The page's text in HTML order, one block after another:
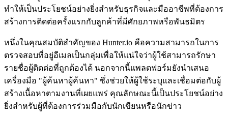
ทำให้เป็นประโยชน์อย่างยิ่งสำหรับธุรกิจและมืออาชีพที่ต้องการ
สร้างการติดต่อครั้งแรกกับลูกค้าที่มีศักยภาพหรือพันธมิตร
หนึ่งในคุณสมบัติสำคัญของ Hunter.io คือความสามารถในการ
ตรวจสอบที่อยู่อีเมลเป็นกลุ่มเพื่อให้แน่ใจว่าผู้ใช้สามารถรักษา
รายชื่อผู้ติดต่อที่ถูกต้องได้ นอกจากนี้แพลตฟอร์มยังนำเสนอ
เครื่องมือ "ผู้ค้นหาผู้ค้นหา" ซึ่งช่วยให้ผู้ใช้ระบุและเชื่อมต่อกับผู้
สร้างเนื้อหาตามงานที่เผยแพร่ คุณลักษณะนี้เป็นประโยชน์อย่าง
ยิ่งสำหรับผู้ที่ต้องการร่วมมือกับนักเขียนหรือนักข่าว